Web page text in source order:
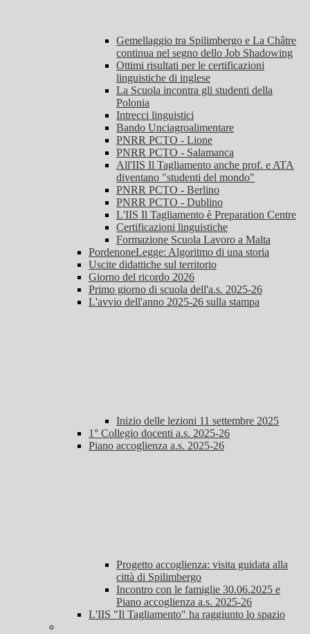
Gemellaggio tra Spilimbergo e La Châtre
continua nel segno dello Job Shadowing
Ottimi risultati per le certificazioni
linguistiche di inglese
La Scuola incontra gli studenti della
Polonia
Intrecci linguistici
Bando Unciagroalimentare
PNRR PCTO - Lione
PNRR PCTO - Salamanca
All'IIS Il Tagliamento anche prof. e ATA
diventano "studenti del mondo"
PNRR PCTO - Berlino
PNRR PCTO - Dublino
L'IIS Il Tagliamento è Preparation Centre
Certificazioni linguistiche
Formazione Scuola Lavoro a Malta
PordenoneLegge: Algoritmo di una storia
Uscite didattiche sul territorio
Giorno del ricordo 2026
Primo giorno di scuola dell'a.s. 2025-26
L'avvio dell'anno 2025-26 sulla stampa
Inizio delle lezioni 11 settembre 2025
1° Collegio docenti a.s. 2025-26
Piano accoglienza a.s. 2025-26
Progetto accoglienza: visita guidata alla
città di Spilimbergo
Incontro con le famiglie 30.06.2025 e
Piano accoglienza a.s. 2025-26
L'IIS "Il Tagliamento" ha raggiunto lo spazio